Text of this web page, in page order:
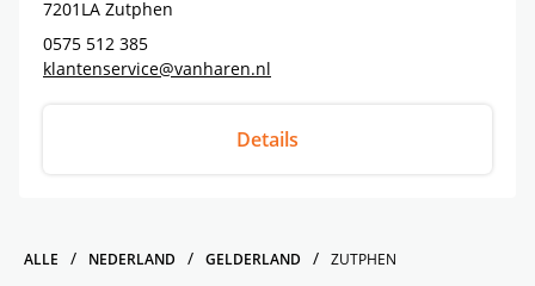
7201LA Zutphen
0575 512 385
klantenservice@vanharen.nl
Details
ALLE NEDERLAND GELDERLAND ZUTPHEN